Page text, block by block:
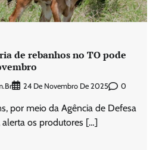
de rebanhos no TO pode
24 De Novembro De 2025 0
por meio da Agência de Defesa
alerta os produtores […]